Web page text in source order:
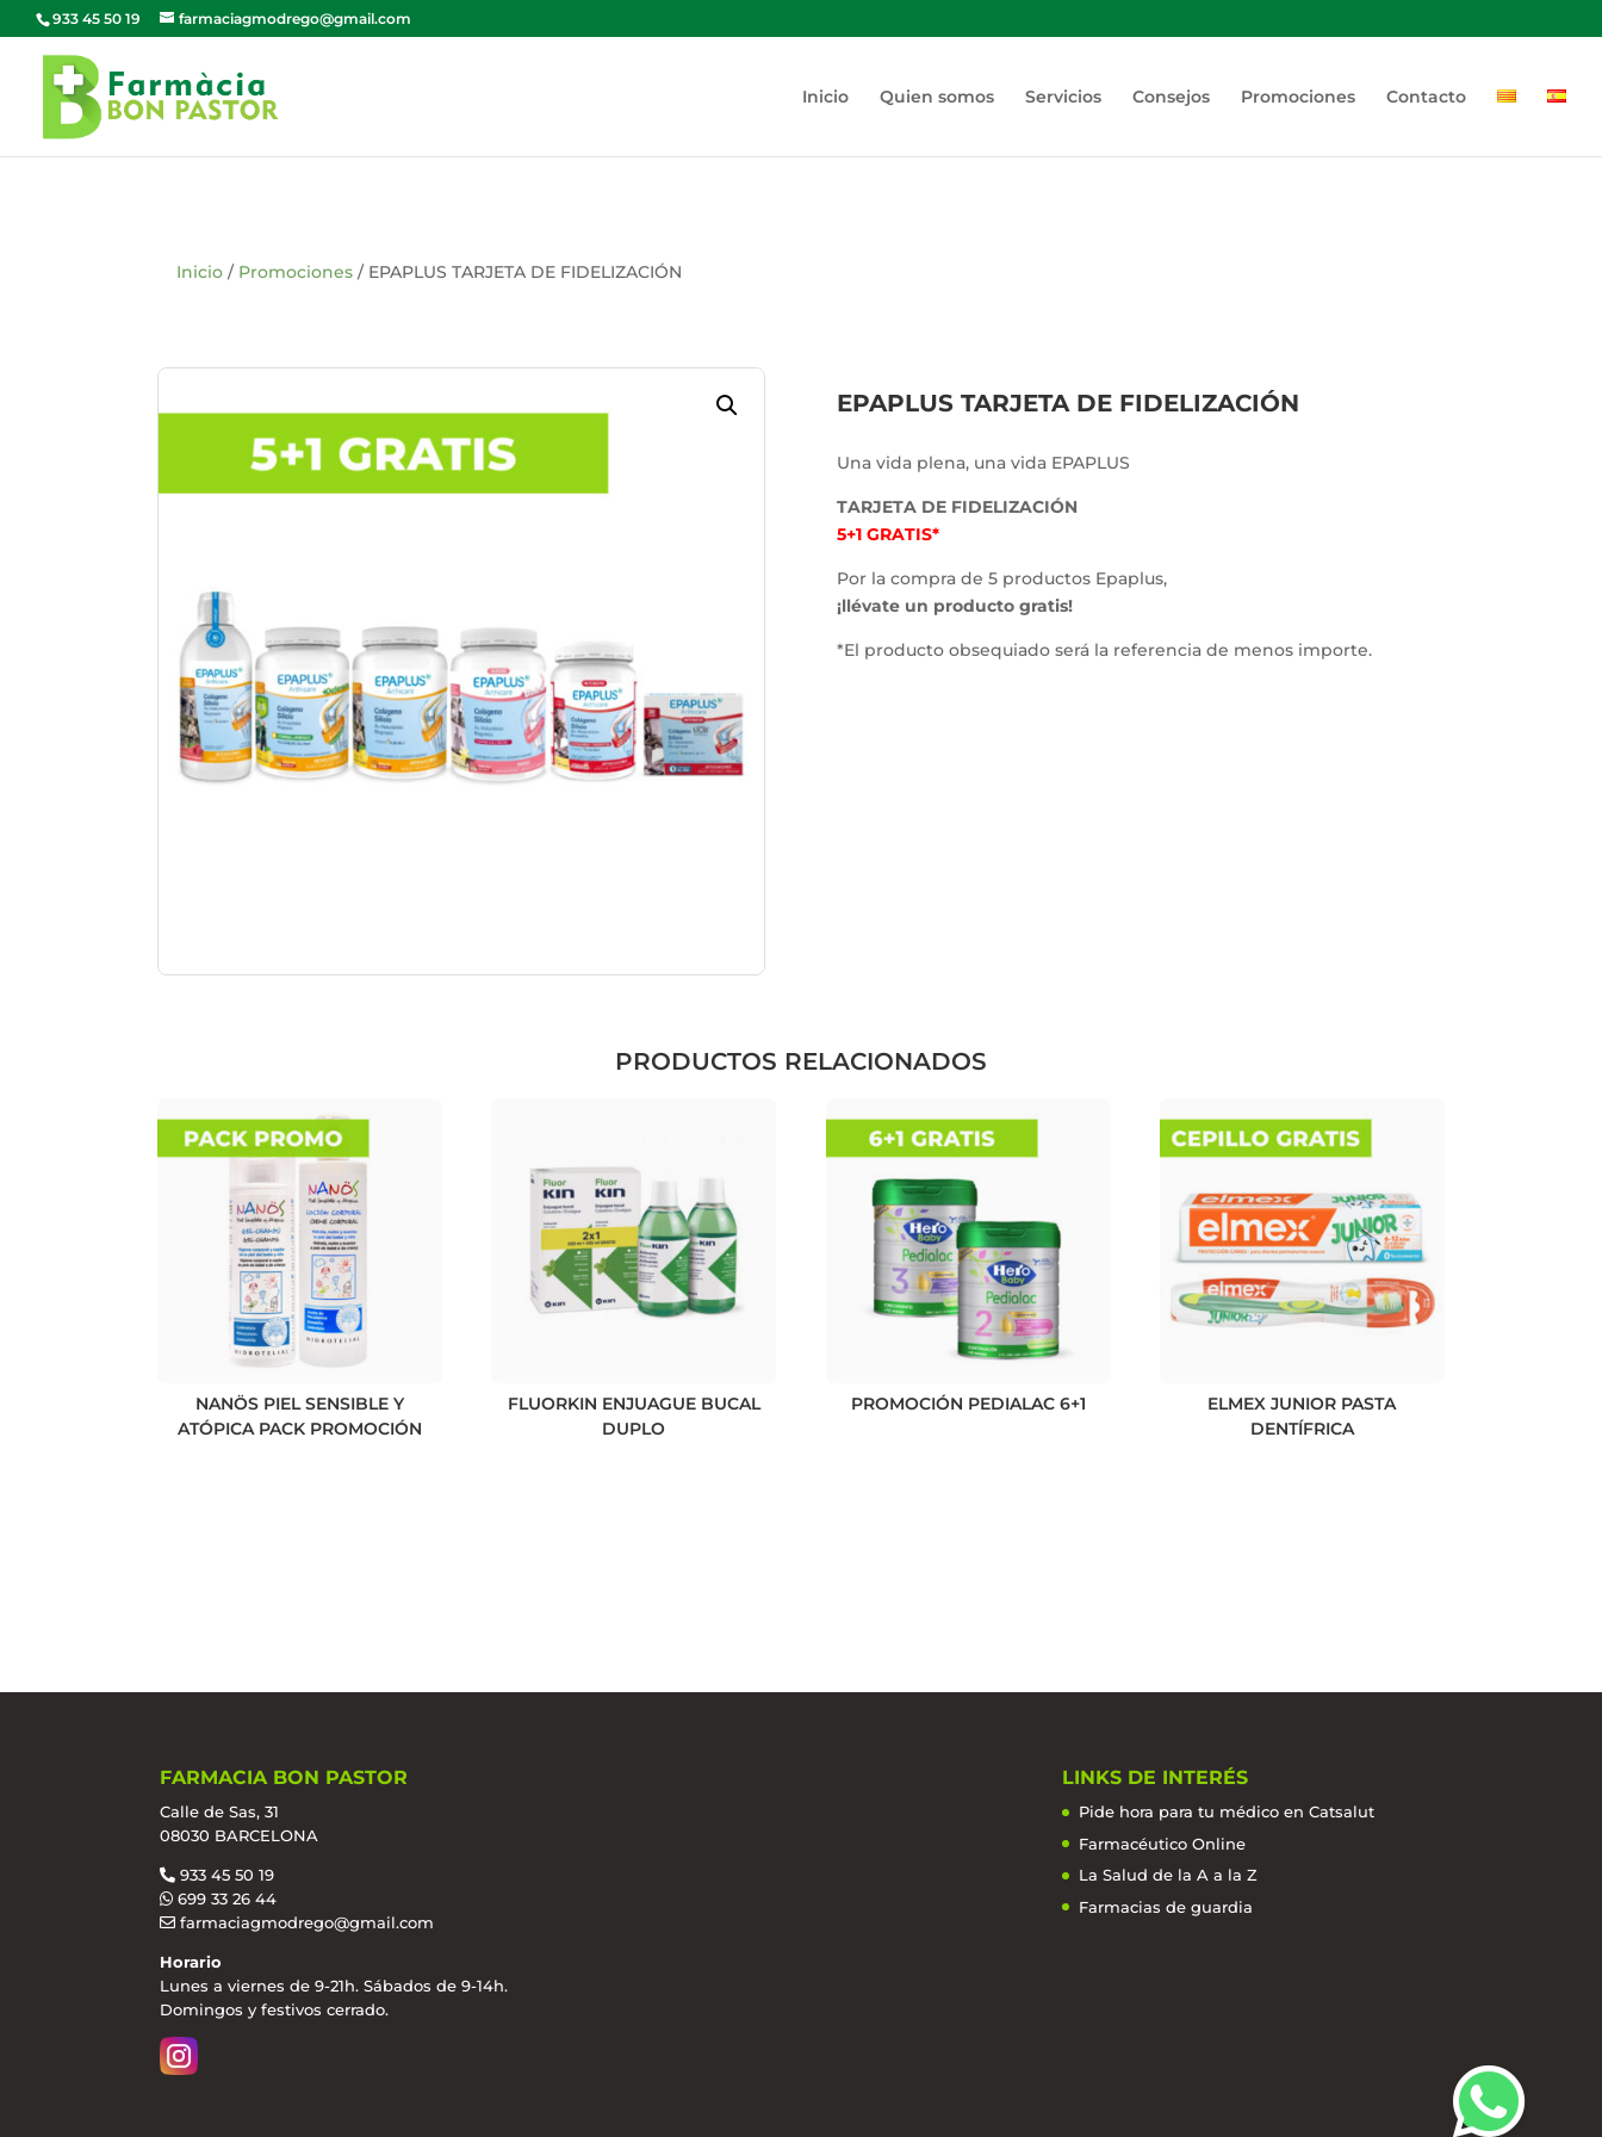
933 45 50 19 farmaciagmodrego@gmail.com
Inicio Quien somos Servicios Consejos Promociones Contacto
Inicio / Promociones / EPAPLUS TARJETA DE FIDELIZACIÓN
EPAPLUS TARJETA DE FIDELIZACIÓN
Una vida plena, una vida EPAPLUS
TARJETA DE FIDELIZACIÓN
5+1 GRATIS*
Por la compra de 5 productos Epaplus,
¡llévate un producto gratis!
*El producto obsequiado será la referencia de menos importe.
PRODUCTOS RELACIONADOS
NANÖS PIEL SENSIBLE Y
ATÓPICA PACK PROMOCIÓN
FLUORKIN ENJUAGUE BUCAL
DUPLO
PROMOCIÓN PEDIALAC 6+1
ELMEX JUNIOR PASTA
DENTÍFRICA
FARMACIA BON PASTOR
Calle de Sas, 31
08030 BARCELONA
933 45 50 19
699 33 26 44
farmaciagmodrego@gmail.com
Horario
Lunes a viernes de 9-21h. Sábados de 9-14h.
Domingos y festivos cerrado.
LINKS DE INTERÉS
Pide hora para tu médico en Catsalut
Farmacéutico Online
La Salud de la A a la Z
Farmacias de guardia